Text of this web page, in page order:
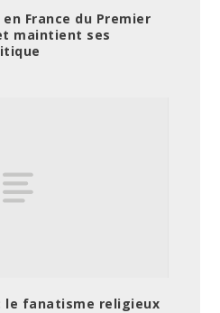
en France du Premier
maintient ses
le fanatisme religieux